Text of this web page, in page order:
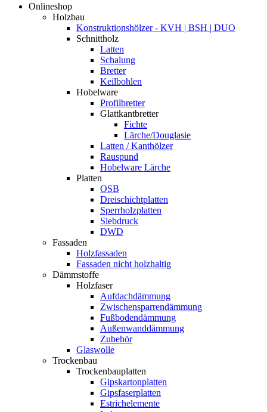
Onlineshop
Holzbau
Konstruktionshölzer - KVH | BSH | DUO
Schnittholz
Latten
Schalung
Bretter
Keilbohlen
Hobelware
Profilbretter
Glattkantbretter
Fichte
Lärche/Douglasie
Latten / Kanthölzer
Rauspund
Hobelware Lärche
Platten
OSB
Dreischichtplatten
Sperrholzplatten
Siebdruck
DWD
Fassaden
Holzfassaden
Fassaden nicht holzhaltig
Dämmstoffe
Holzfaser
Aufdachdämmung
Zwischensparrendämmung
Fußbodendämmung
Außenwanddämmung
Zubehör
Glaswolle
Trockenbau
Trockenbauplatten
Gipskartonplatten
Gipsfaserplatten
Estrichelemente